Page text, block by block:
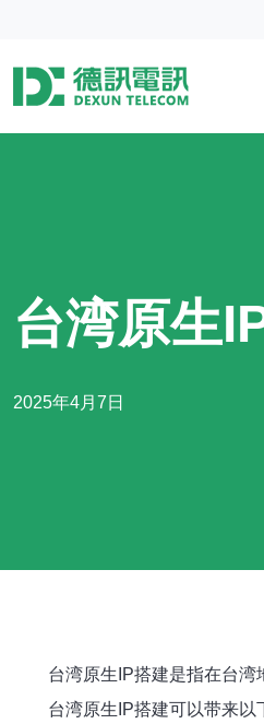
台湾原生
2025年4月7日
台湾原生IP搭建是指在台湾
台湾原生IP搭建可以带来以